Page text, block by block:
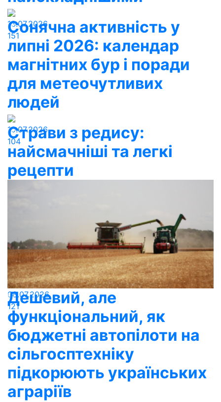
13.07.2026
151
Сонячна активність у
липні 2026: календар
магнітних бур і поради
для метеочутливих
людей
10.07.2026
104
Страви з редису:
найсмачніші та легкі
рецепти
08.07.2026
121
Дешевий, але
функціональний, як
бюджетні автопілоти на
сільгосптехніку
підкорюють українських
аграріїв